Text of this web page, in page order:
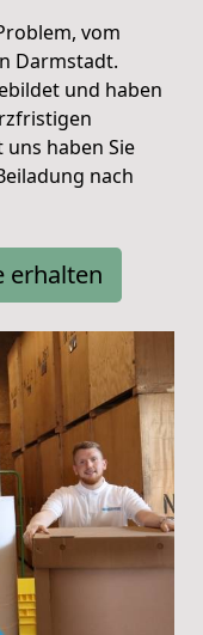
vom
Darmstadt.
und haben
uns haben Sie
nach
erhalten